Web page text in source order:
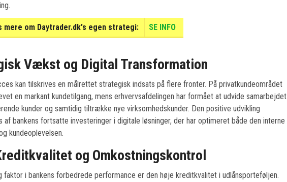
mere om Daytrader.dk's egen strategi: SE INFO
Vækst og Digital Transformation
kan tilskrives en målrettet strategisk indsats på flere fronter. På privatkundeområdet
en markant kundetilgang, mens erhvervsafdelingen har formået at udvide samarbejdet
kunder og samtidig tiltrække nye virksomhedskunder. Den positive udvikling
af bankens fortsatte investeringer i digitale løsninger, der har optimeret både den interne
kundeoplevelsen.
og Omkostningskontrol
faktor i bankens forbedrede performance er den høje kreditkvalitet i udlånsporteføljen.